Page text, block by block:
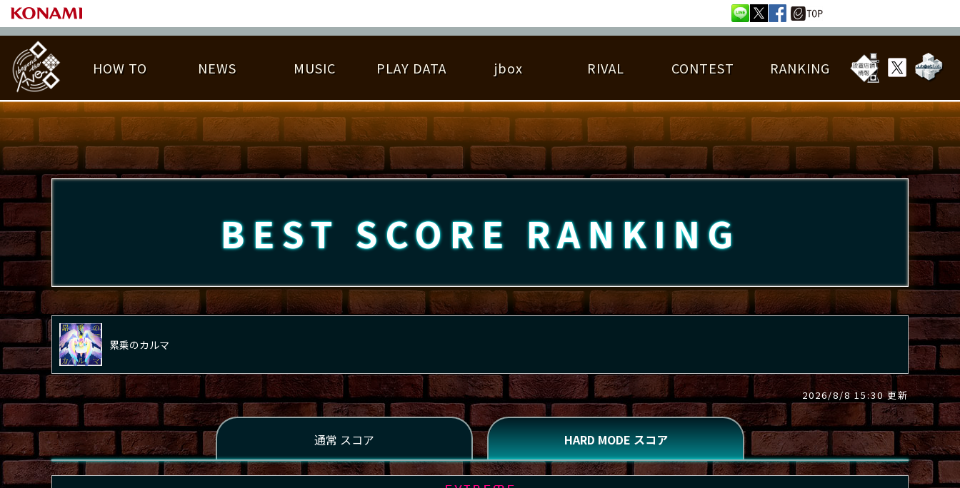
HOW TO
基本の遊び方 遊び方ガイド
NEWS MUSIC
遊べる楽曲 アーティスト紹介
PLAY DATA
PLAY DATA TOP EMBLEM ゆびベル 楽曲データ 詳細楽曲データ
称号 プレー履歴 プレーグラフ ねんごろチャレンジ EDIT譜面
jbox RIVAL
ライバル一覧 逆ライバル一覧 ライバル比較 プレーヤー検索 フレンドリスト
CONTEST
大会参加 大会開催 大会参加情報 大会とは？
RANKING
LICENSE HIT CHART ORIGINAL HIT CHART BEST SCORE RANKING TOTAL BEST SCORE RANKING
BEST SCORE RANKING
累乗のカルマ
2026/8/8 15:30 更新